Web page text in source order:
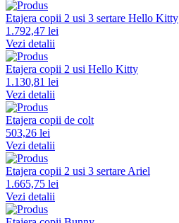
Etajera copii 2 usi 3 sertare Hello Kitty
1.792,47 lei
Vezi detalii
Etajera copii 2 usi Hello Kitty
1.130,81 lei
Vezi detalii
Etajera copii de colt
503,26 lei
Vezi detalii
Etajera copii 2 usi 3 sertare Ariel
1.665,75 lei
Vezi detalii